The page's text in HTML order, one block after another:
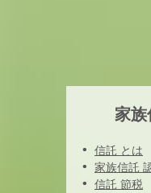
家
信託 とは
家族信託
信託 節税